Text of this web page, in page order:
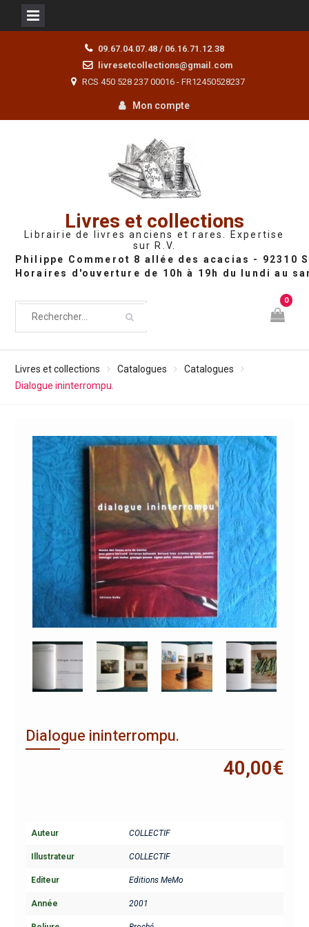
09.67.04.07.48 / 06.16.71.12.38
livresetcollections@gmail.com
RCS 450 528 237 00016 - FR12450528237
Mon compte
Livres et collections
Librairie de livres anciens et rares. Expertise
sur R.V.
0
Livres et collections Catalogues
Catalogues
Dialogue ininterrompu.
Dialogue ininterrompu.
40,00€
Auteur COLLECTIF
Illustrateur COLLECTIF
Editeur Editions MeMo
Année 2001